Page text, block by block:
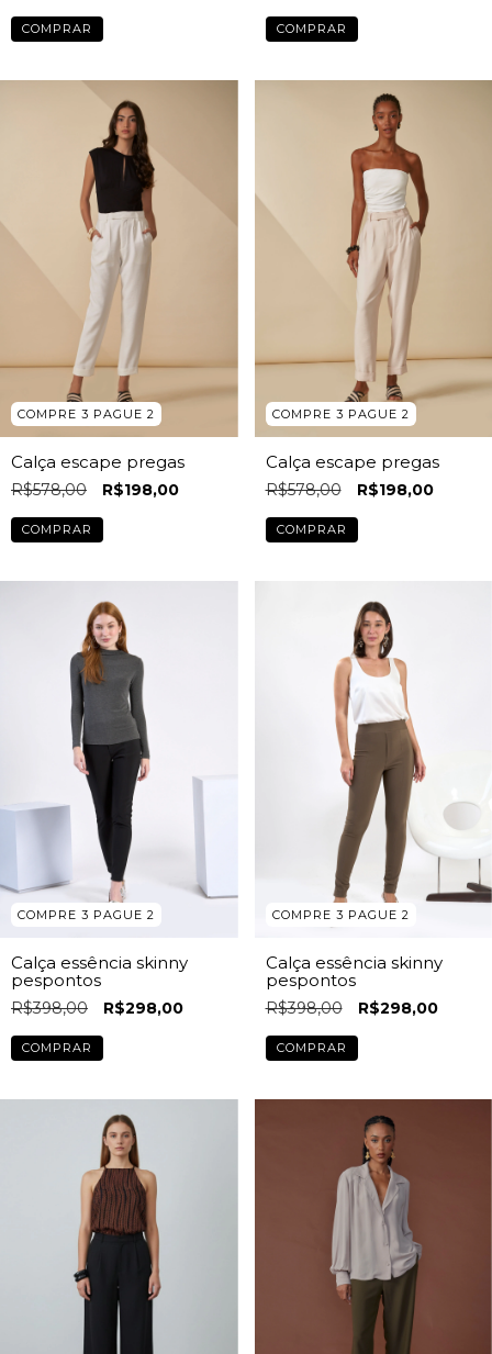
COMPRAR COMPRAR
COMPRE 3 PAGUE 2
Calça escape pregas
R$578,00 R$198,00
COMPRAR
COMPRE 3 PAGUE 2
Calça escape pregas
R$578,00 R$198,00
COMPRAR
COMPRE 3 PAGUE 2
Calça essência skinny
pespontos
R$398,00 R$298,00
COMPRAR
COMPRE 3 PAGUE 2
Calça essência skinny
pespontos
R$398,00 R$298,00
COMPRAR